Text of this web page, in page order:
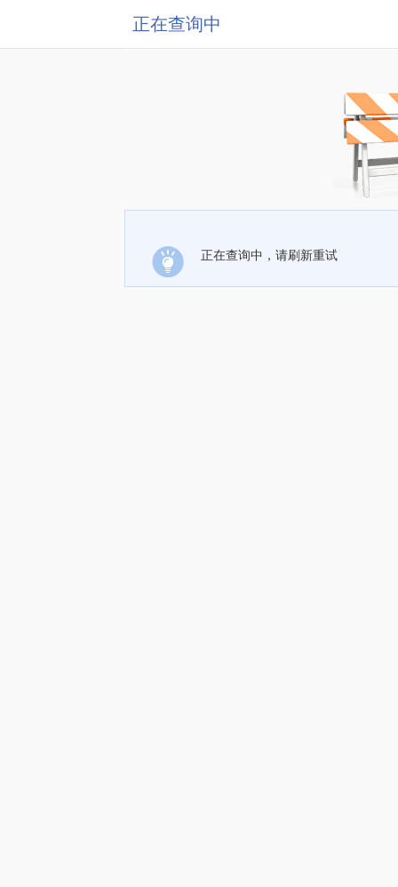
正在查询中
正在查询中，请刷新重试